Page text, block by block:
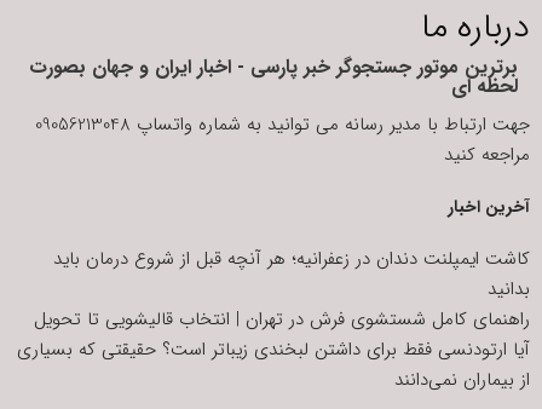
درباره ما
برترین موتور جستجوگر خبر پارسی - اخبار ایران و جهان بصورت
لحظه ای
جهت ارتباط با مدیر رسانه می توانید به شماره واتساپ 09056213048
مراجعه کنید
آخرین اخبار
کاشت ایمپلنت دندان در زعفرانیه؛ هر آنچه قبل از شروع درمان باید
بدانید
راهنمای کامل شستشوی فرش در تهران | انتخاب قالیشویی تا تحویل
آیا ارتودنسی فقط برای داشتن لبخندی زیباتر است؟ حقیقتی که بسیاری
از بیماران نمی‌دانند